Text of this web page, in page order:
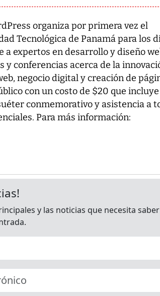
organiza por primera vez el
Tecnológica de Panamá para los
a expertos en desarrollo y diseño
conferencias acerca de la
negocio digital y creación de
con un costo de $20 que
conmemorativo y asistencia a
Para más información: